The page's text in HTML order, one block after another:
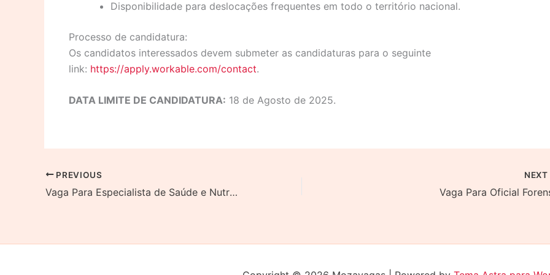
Disponibilidade para deslocações frequentes em todo o território nacional.
Processo de candidatura:
Os candidatos interessados devem submeter as candidaturas para o seguinte
link: https://apply.workable.com/contact.
DATA LIMITE DE CANDIDATURA: 18 de Agosto de 2025.
PREVIOUS
Vaga Para Especialista de Saúde e Nutrição (m/f)
NEXT
Vaga Para Oficial